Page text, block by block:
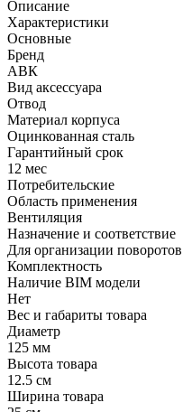
Описание
Характеристики
Основные
Бренд
АВК
Вид аксессуара
Отвод
Материал корпуса
Оцинкованная сталь
Гарантийный срок
12 мес
Потребительские
Область применения
Вентиляция
Назначение и соответствие
Для организации
Комплектность
Наличие BIM модели
Нет
Вес и габариты товара
Диаметр
125 мм
Высота товара
12.5 см
Ширина товара